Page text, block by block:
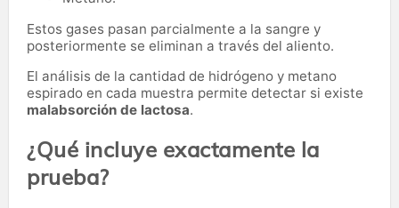
Estos gases pasan parcialmente a la sangre y
posteriormente se eliminan a través del aliento.
El análisis de la cantidad de hidrógeno y metano
espirado en cada muestra permite detectar si existe
malabsorción de lactosa.
¿Qué incluye exactamente la
prueba?